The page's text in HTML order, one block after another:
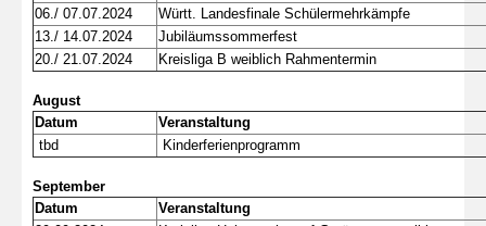
06./ 07.07.2024
Württ. Landesfinale Schülermehrkämpfe
13./ 14.07.2024
Jubiläumssommerfest
20./ 21.07.2024
Kreisliga B weiblich Rahmentermin
August
Datum
Veranstaltung
tbd
Kinderferienprogramm
September
Datum
Veranstaltung